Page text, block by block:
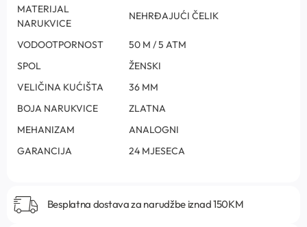
MATERIJAL
NARUKVICE
NEHRĐAJUĆI ČELIK
VODOOTPORNOST
50 M / 5 ATM
SPOL
ŽENSKI
VELIČINA KUĆIŠTA
36 MM
BOJA NARUKVICE
ZLATNA
MEHANIZAM
ANALOGNI
GARANCIJA
24 MJESECA
Besplatna dostava za narudžbe iznad 150KM